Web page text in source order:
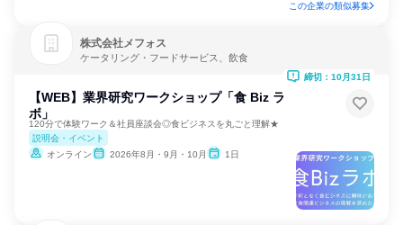
この企業の類似募集
株式会社メフォス
ケータリング・フードサービス、飲食
【WEB】業界研究ワークショップ「食 Biz ラ
ボ」
120分で体験ワーク＆社員座談会◎食ビジネスを丸ごと理解★
説明会・イベント
オンライン
2026年8月・9月・10月 1日
締切：10月31日